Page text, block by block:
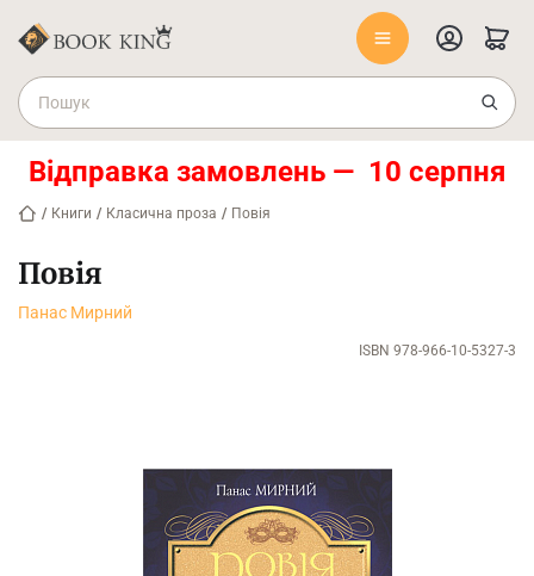
Відправка замовлень — 10 серпня
/ Книги / Класична проза / Повія
Повія
Панас Мирний
ISBN 978-966-10-5327-3